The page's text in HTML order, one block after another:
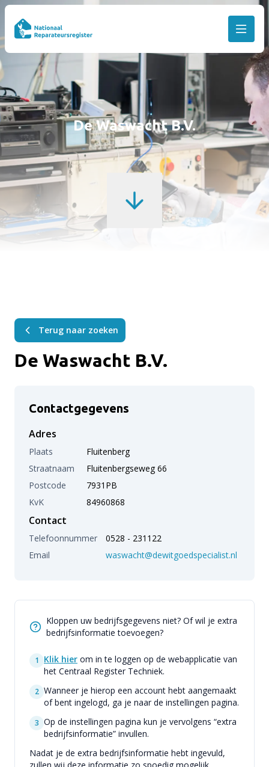
De Waswacht B.V.
Terug naar zoeken
De Waswacht B.V.
Contactgegevens
Adres
Plaats
Fluitenberg
Straatnaam
Fluitenbergseweg 66
Postcode
7931PB
KvK
84960868
Contact
Telefoonnummer
0528 - 231122
Email
waswacht@dewitgoedspecialist.nl
Kloppen uw bedrijfsgegevens niet? Of wil je extra
bedrijfsinformatie toevoegen?
1 Klik hier om in te loggen op de webapplicatie van
het Centraal Register Techniek.
2 Wanneer je hierop een account hebt aangemaakt
of bent ingelogd, ga je naar de instellingen pagina.
3 Op de instellingen pagina kun je vervolgens “extra
bedrijfsinformatie” invullen.
Nadat je de extra bedrijfsinformatie hebt ingevuld,